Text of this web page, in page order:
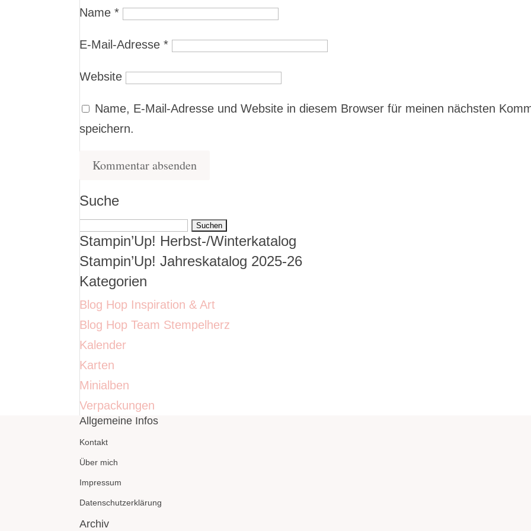
Name*
E-Mail-Adresse*
Website
Name, E-Mail-Adresse und Website in diesem Browser für meinen nächsten
speichern.
Suche
Suchen
nach:
Stampin’Up! Herbst-/Winterkatalog
Stampin’Up! Jahreskatalog 2025-26
Kategorien
Blog Hop Inspiration & Art
Blog Hop Team Stempelherz
Kalender
Karten
Minialben
Verpackungen
Allgemeine Infos
Kontakt
Über mich
Impressum
Datenschutzerklärung
Archiv